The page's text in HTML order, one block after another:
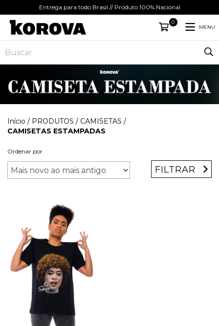
Entrega para todo Brasil // Produto 100% Nacional
0
MENU
Início / PRODUTOS / CAMISETAS /
CAMISETAS ESTAMPADAS
Ordenar por
FILTRAR